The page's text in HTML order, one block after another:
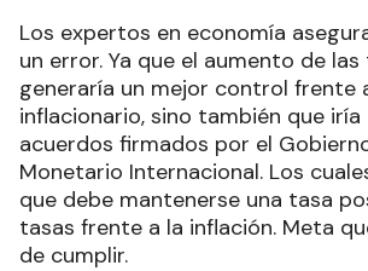
Los expertos en economía
un error. Ya que el aumento de
generaría un mejor control frente
inflacionario, sino también que iría
acuerdos firmados por el
Monetario Internacional. Los
que debe mantenerse una tasa
tasas frente a la inflación. Meta
de cumplir.